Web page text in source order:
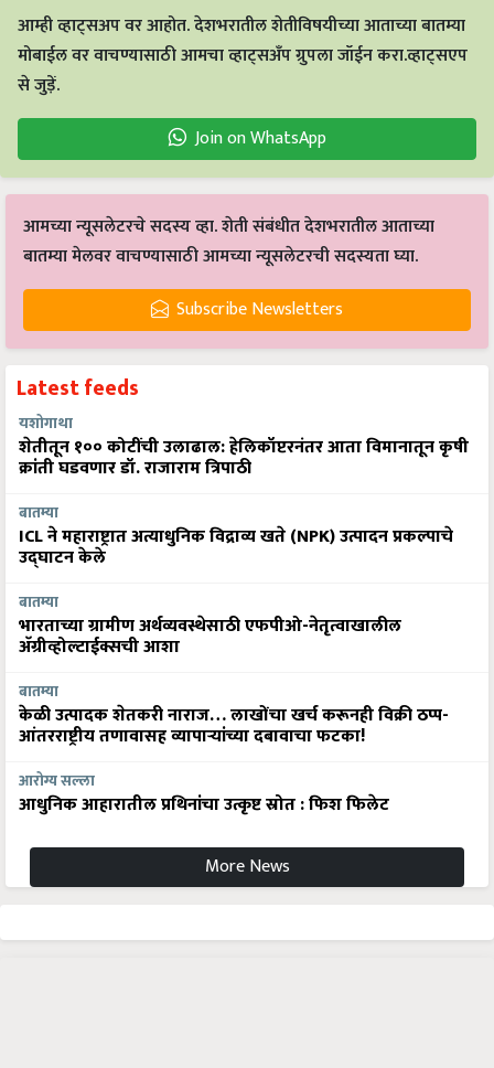
आम्ही व्हाट्सअप वर आहोत. देशभरातील शेतीविषयीच्या आताच्या बातम्या
मोबाईल वर वाचण्यासाठी आमचा व्हाट्सअँप ग्रुपला जॉईन करा.व्हाट्सएप
से जुड़ें.
Join on WhatsApp
आमच्या न्यूसलेटरचे सदस्य व्हा. शेती संबंधीत देशभरातील आताच्या
बातम्या मेलवर वाचण्यासाठी आमच्या न्यूसलेटरची सदस्यता घ्या.
Subscribe Newsletters
Latest feeds
यशोगाथा
शेतीतून १०० कोटींची उलाढाल: हेलिकॉप्टरनंतर आता विमानातून कृषी
क्रांती घडवणार डॉ. राजाराम त्रिपाठी
बातम्या
ICL ने महाराष्ट्रात अत्याधुनिक विद्राव्य खते (NPK) उत्पादन प्रकल्पाचे
उद्घाटन केले
बातम्या
भारताच्या ग्रामीण अर्थव्यवस्थेसाठी एफपीओ-नेतृत्वाखालील
अ‍ॅग्रीव्होल्टाईक्सची आशा
बातम्या
केळी उत्पादक शेतकरी नाराज… लाखोंचा खर्च करूनही विक्री ठप्प-
आंतरराष्ट्रीय तणावासह व्यापाऱ्यांच्या दबावाचा फटका!
आरोग्य सल्ला
आधुनिक आहारातील प्रथिनांचा उत्कृष्ट स्रोत : फिश फिलेट
More News